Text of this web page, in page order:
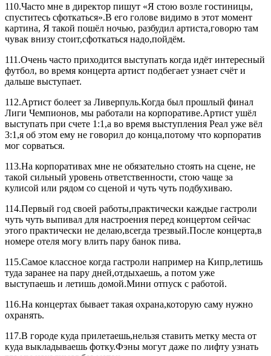
110.Часто мне в директор пишут «Я стою возле гостиницы,
спуститесь сфоткаться».В его голове видимо в этот момент
картина, Я такой пошёл ночью, разбудил артиста,говорю там
чувак внизу стоит,сфоткаться надо,пойдём.
111.Очень часто приходится выступать когда идёт интересный
футбол, во время концерта артист подбегает узнает счёт и
дальше выступает.
112.Артист болеет за Ливерпуль.Когда был прошлый финал
Лиги Чемпионов, мы работали на корпоративе.Артист ушёл
выступать при счете 1:1,а во время выступления Реал уже вёл
3:1,я об этом ему не говорил до конца,потому что корпоратив
мог сорваться.
113.На корпоративах мне не обязательно стоять на сцене, не
такой сильный уровень ответственности, стою чаще за
кулисой или рядом со сценой и чуть чуть подбухиваю.
114.Первый год своей работы,практически каждые гастроли
чуть чуть выпивал для настроения перед концертом сейчас
этого практически не делаю,всегда трезвый.После концерта,в
номере отеля могу влить пару банок пива.
115.Самое классное когда гастроли например на Кипр,летишь
туда заранее на пару дней,отдыхаешь, а потом уже
выступаешь и летишь домой.Мини отпуск с работой.
116.На концертах бывает такая охрана,которую саму нужно
охранять.
117.В городе куда прилетаешь,нельзя ставить метку места от
куда выкладываешь фотку.Фэны могут даже по лифту узнать